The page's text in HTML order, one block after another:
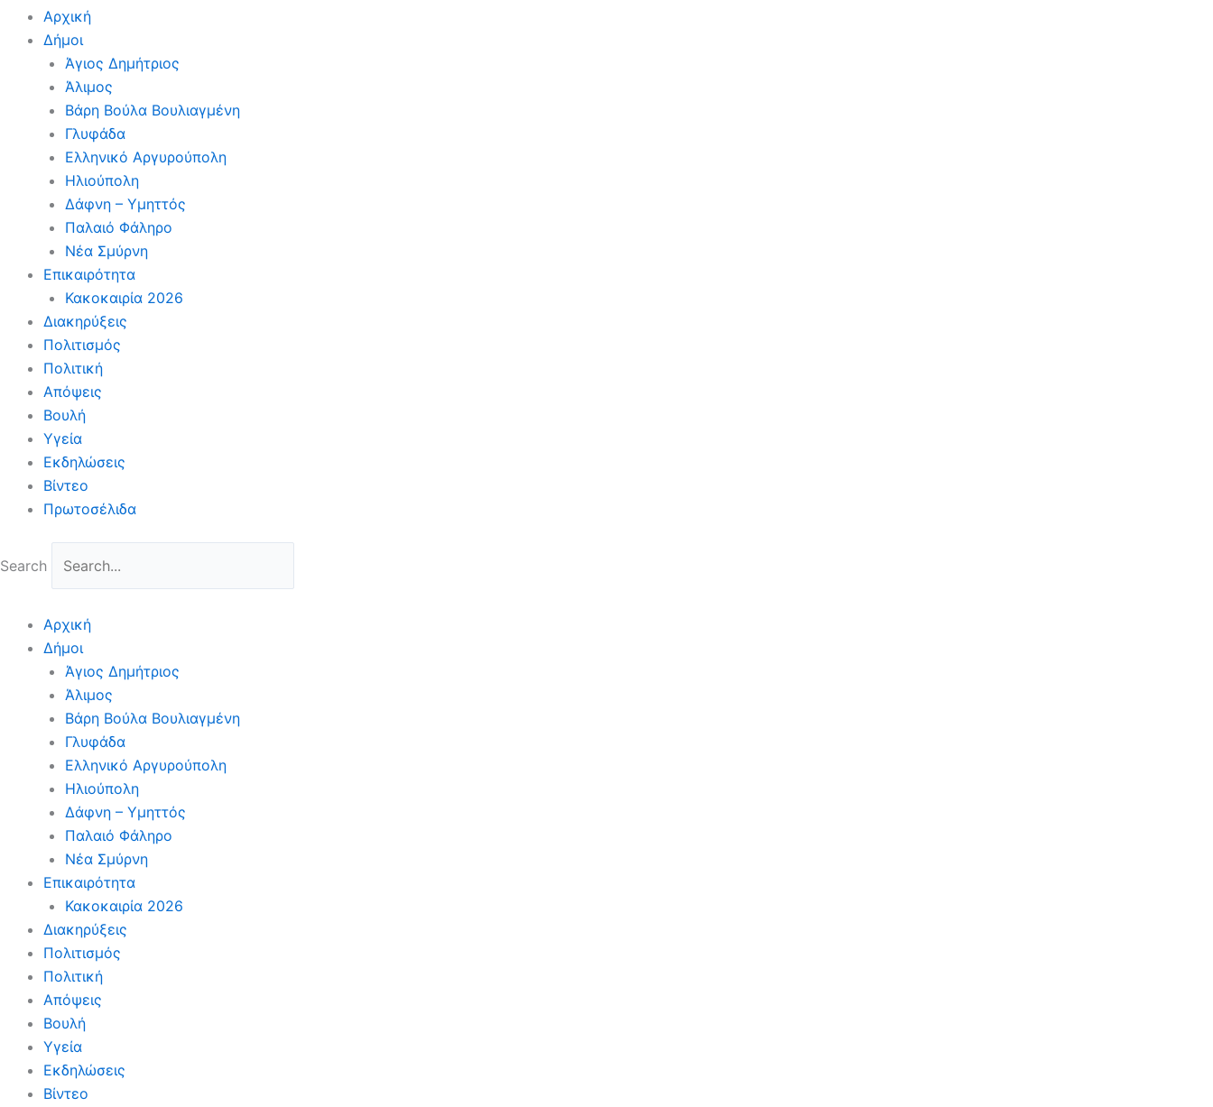
Αρχική
Δήμοι
Άγιος Δημήτριος
Άλιμος
Βάρη Βούλα Βουλιαγμένη
Γλυφάδα
Ελληνικό Αργυρούπολη
Ηλιούπολη
Δάφνη – Υμηττός
Παλαιό Φάληρο
Νέα Σμύρνη
Επικαιρότητα
Κακοκαιρία 2026
Διακηρύξεις
Πολιτισμός
Πολιτική
Απόψεις
Βουλή
Υγεία
Εκδηλώσεις
Βίντεο
Πρωτοσέλιδα
Search
Αρχική
Δήμοι
Άγιος Δημήτριος
Άλιμος
Βάρη Βούλα Βουλιαγμένη
Γλυφάδα
Ελληνικό Αργυρούπολη
Ηλιούπολη
Δάφνη – Υμηττός
Παλαιό Φάληρο
Νέα Σμύρνη
Επικαιρότητα
Κακοκαιρία 2026
Διακηρύξεις
Πολιτισμός
Πολιτική
Απόψεις
Βουλή
Υγεία
Εκδηλώσεις
Βίντεο